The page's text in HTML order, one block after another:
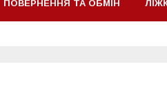
ПОВЕРНЕННЯ ТА ОБМІН